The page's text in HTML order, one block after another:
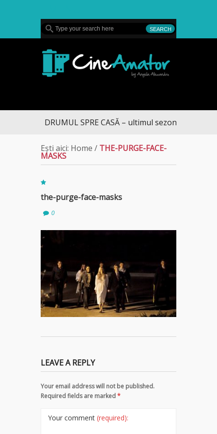
DRUMUL SPRE CASĂ – ultimul sezon te aduce la
Ești aici: Home / THE-PURGE-FACE-
MASKS
the-purge-face-masks
0
LEAVE A REPLY
Your email address will not be published.
Required fields are marked*
Your comment (required):